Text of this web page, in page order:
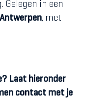
Gelegen in een
, met
Laat hieronder
contact met je